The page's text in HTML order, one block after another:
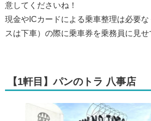
意してくださいね！
現金やICカードによる乗車整理は必要
スは下車）の際に乗車券を乗務員に見せ
【1軒目】パンのトラ 八事店